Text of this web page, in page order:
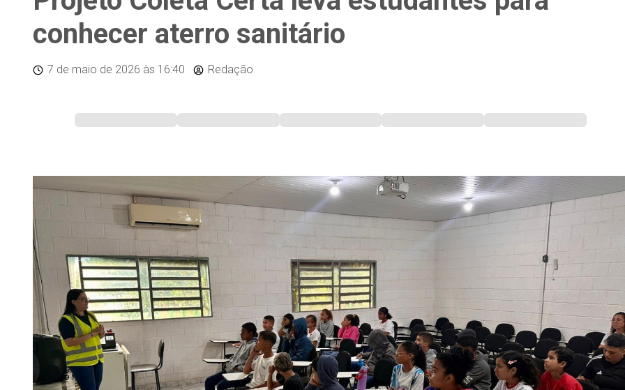
conhecer aterro sanitário
7 de maio de 2026 às 16:40 Redação